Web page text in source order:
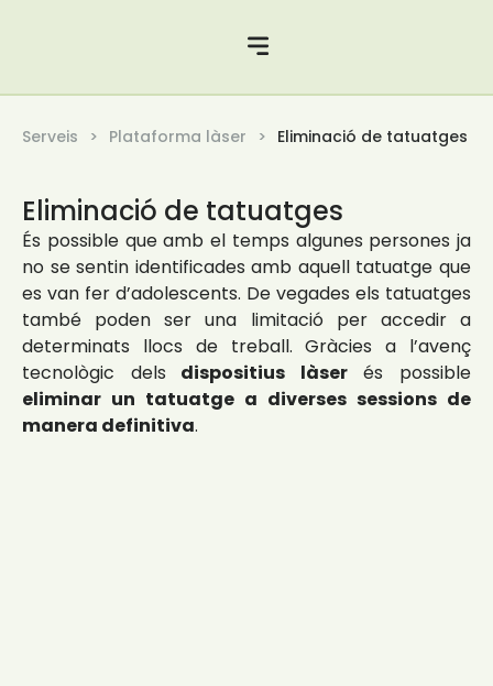
Serveis Plataforma làser Eliminació de tatuatges
Eliminació de tatuatges
És possible que amb el temps algunes persones ja
no se sentin identificades amb aquell tatuatge que
es van fer d’adolescents. De vegades els tatuatges
també poden ser una limitació per accedir a
determinats llocs de treball. Gràcies a l’avenç
tecnològic dels dispositius làserés possible
eliminar un tatuatge a diverses sessions de
manera definitiva.